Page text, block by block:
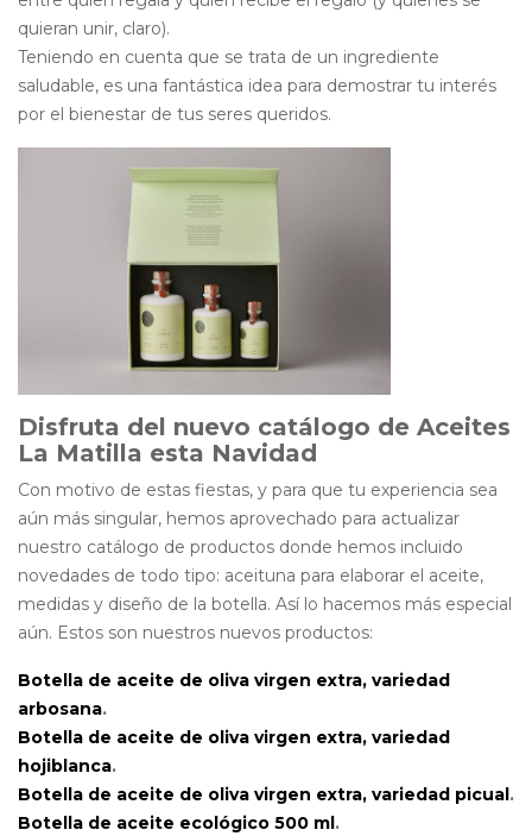
quieran unir, claro).
Teniendo en cuenta que se trata de un ingrediente
saludable, es una fantástica idea para demostrar tu interés
por el bienestar de tus seres queridos.
Disfruta del nuevo catálogo de Aceites
La Matilla esta Navidad
Con motivo de estas fiestas, y para que tu experiencia sea
aún más singular, hemos aprovechado para actualizar
nuestro catálogo de productos donde hemos incluido
novedades de todo tipo: aceituna para elaborar el aceite,
medidas y diseño de la botella. Así lo hacemos más especial
aún. Estos son nuestros nuevos productos:
Botella de aceite de oliva virgen extra, variedad
arbosana.
Botella de aceite de oliva virgen extra, variedad
hojiblanca.
Botella de aceite de oliva virgen extra, variedad picual .
Botella de aceite ecológico 500 ml .